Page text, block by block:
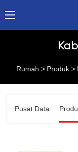
Rumah > Produk >
Pusat Data